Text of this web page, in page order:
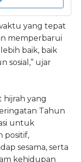
yang tepat
memperbarui
baik, baik
sosial,” ujar
yang
Tahun
untuk
positif,
sesama, serta
kehidupan